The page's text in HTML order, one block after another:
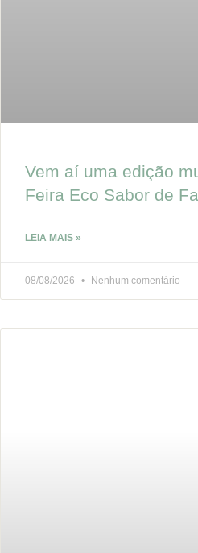
Vem aí uma edição
Feira Eco Sabor de
LEIA MAIS »
08/08/2026 Nenhum comentário